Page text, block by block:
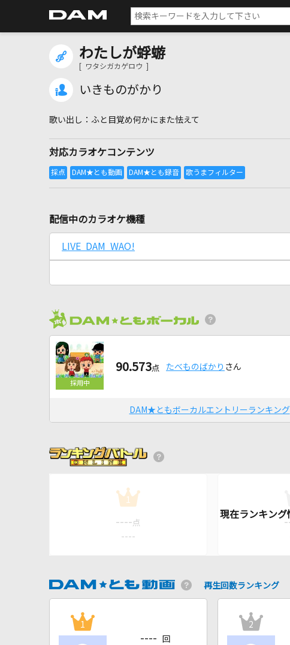
わたしが蜉蝣
[ ワタシガカゲロウ ]
いきものがかり
ふと目覚め何かにまた怯えて
対応カラオケコンテンツ
配信中のカラオケ機種
LIVE DAM WAO!
90.573点 たべものばかり さん
DAM★ともボーカルエントリーランキング
1
---- 点
----
再生回数ランキング
1
---- 回
2